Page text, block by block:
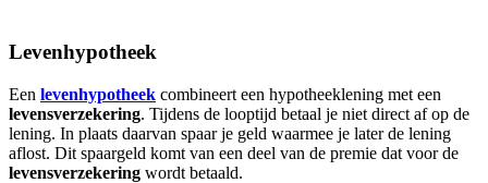
Levenhypotheek
Een levenhypotheek combineert een hypotheeklening met een
levensverzekering. Tijdens de looptijd betaal je niet direct af op de
lening. In plaats daarvan spaar je geld waarmee je later de lening
aflost. Dit spaargeld komt van een deel van de premie dat voor de
levensverzekering wordt betaald.